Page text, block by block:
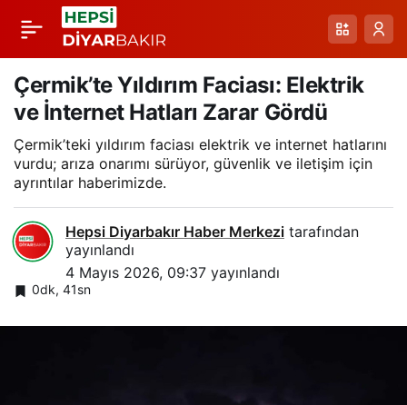
Çermik’te Yıldırım Faciası: Elektrik
ve İnternet Hatları Zarar Gördü
Çermik’teki yıldırım faciası elektrik ve internet hatlarını
vurdu; arıza onarımı sürüyor, güvenlik ve iletişim için
ayrıntılar haberimizde.
Hepsi Diyarbakır Haber Merkezi tarafından
yayınlandı
4 Mayıs 2026, 09:37 yayınlandı
0dk, 41sn
Palandöken
Geçidi’nde Mayıs
Baskını: Kar, Rüzgar
ve Yol Mücadelesi
Paylaş